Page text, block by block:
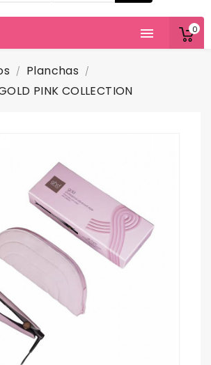
0

Planchas
PINK COLLECTION